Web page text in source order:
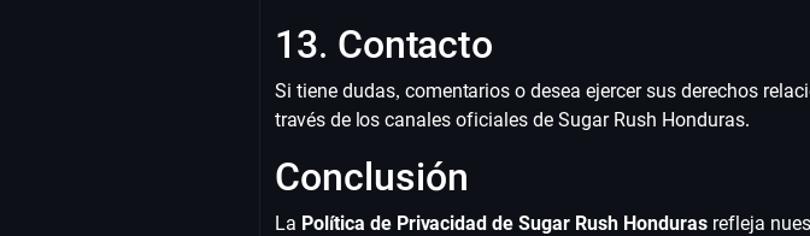
13. Contacto
Si tiene dudas, comentarios o desea ejercer sus derechos
través de los canales oficiales de Sugar Rush Honduras.
Conclusión
La Política de Privacidad de Sugar Rush Honduras refleja